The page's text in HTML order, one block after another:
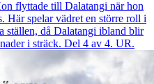
flyttade till Dalatangi när hon
Här spelar vädret en större roll i
ställen, då Dalatangi ibland blir
i sträck. Del 4 av 4. UR.